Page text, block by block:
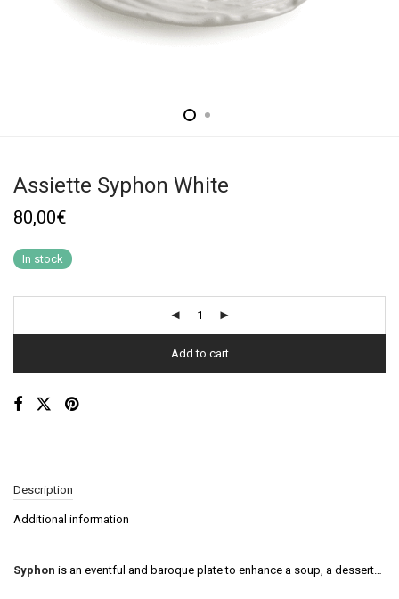
Assiette Syphon White
80,00€
In stock
Add to cart
Description
Additional information
Syphon is an eventful and baroque plate to enhance a soup, a dessert…